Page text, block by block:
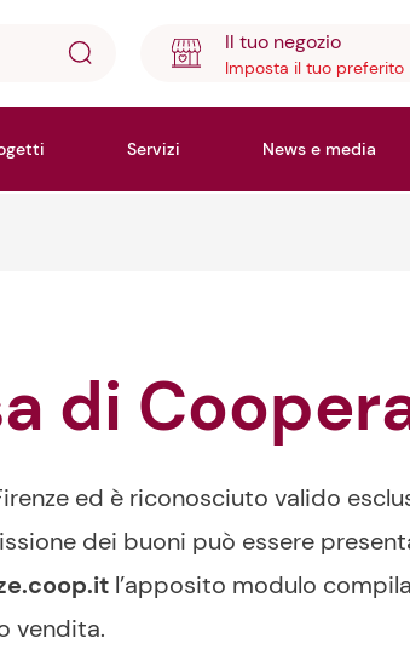
Il tuo negozio
Imposta il tuo preferito
Servizi News e media
di
ed è riconosciuto valido
dei buoni può essere
l’apposito modulo
vendita.